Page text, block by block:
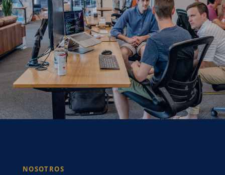
NOSOTROS